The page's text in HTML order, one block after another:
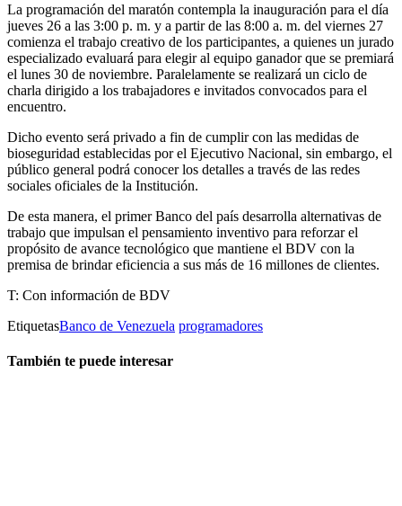
La programación del maratón contempla la inauguración para el día
jueves 26 a las 3:00 p. m. y a partir de las 8:00 a. m. del viernes 27
comienza el trabajo creativo de los participantes, a quienes un jurado
especializado evaluará para elegir al equipo ganador que se premiará
el lunes 30 de noviembre. Paralelamente se realizará un ciclo de
charla dirigido a los trabajadores e invitados convocados para el
encuentro.
Dicho evento será privado a fin de cumplir con las medidas de
bioseguridad establecidas por el Ejecutivo Nacional, sin embargo, el
público general podrá conocer los detalles a través de las redes
sociales oficiales de la Institución.
De esta manera, el primer Banco del país desarrolla alternativas de
trabajo que impulsan el pensamiento inventivo para reforzar el
propósito de avance tecnológico que mantiene el BDV con la
premisa de brindar eficiencia a sus más de 16 millones de clientes.
T: Con información de BDV
EtiquetasBanco de Venezuela programadores
También te puede interesar